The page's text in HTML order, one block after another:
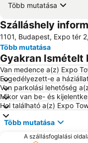
Több mutatása
Szálláshely
1101, Budapest, Expo tér
Több mutatása
Gyakran Ismételt
Van medence a(z) Expo
Engedélyezett-e a
Van parkolási lehetőség
Mikor van be- és
Hol található a(z) Expo
Több mutatása
A szállásfoglalási